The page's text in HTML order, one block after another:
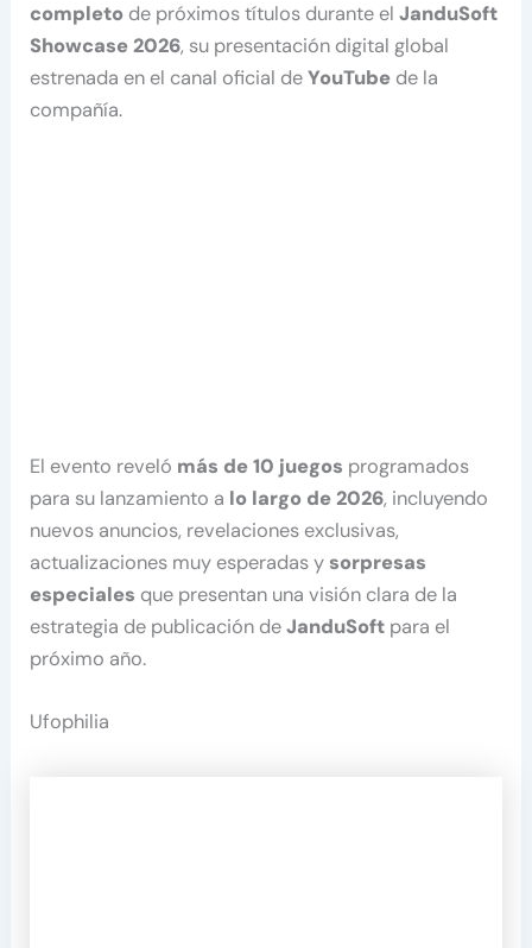
completo de próximos títulos durante elJanduSoft
Showcase 2026, su presentación digital global
estrenada en el canal oficial deYouTube de la
compañía.
El evento reveló más de 10 juegos programados
para su lanzamiento a lo largo de 2026, incluyendo
nuevos anuncios, revelaciones exclusivas,
actualizaciones muy esperadas ysorpresas
especiales que presentan una visión clara de la
estrategia de publicación deJanduSoft para el
próximo año.
Ufophilia